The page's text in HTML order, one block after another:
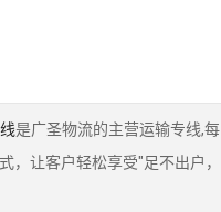
是广圣物流的主营运输专线,每
，让客户轻松享受"足不出户，